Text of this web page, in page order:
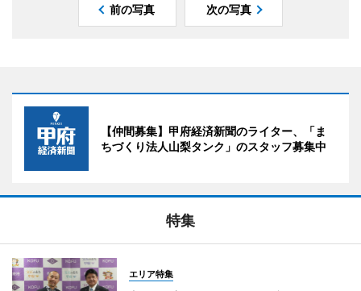
前の写真 次の写真
【仲間募集】甲府経済新聞のライター、「ま
ちづくり法人山梨タンク」のスタッフ募集中
特集
エリア特集